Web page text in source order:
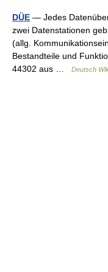
DÜE — Jedes
zwei Datenstationen
(allg.
Bestandteile und
44302 aus …
Deutsch